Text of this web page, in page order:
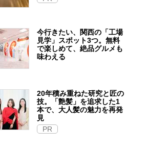
今行きたい、関西の「工場
見学」スポット3つ。無料
で楽しめて、絶品グルメも
味わえる
20年積み重ねた研究と匠の
技。「艶髪」を追求した1
本で、大人髪の魅力を再発
見
PR